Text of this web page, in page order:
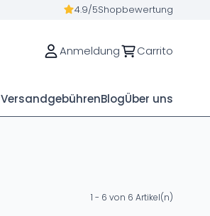
4.9/5Shopbewertung
Anmeldung Carrito
VersandgebührenBlogÜber uns
1 - 6 von 6 Artikel(n)